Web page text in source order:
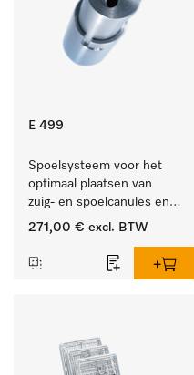
E 499
Spoelsysteem voor het
optimaal plaatsen van
zuig- en spoelcanules en
veres-naalden.
271,00 € excl. BTW